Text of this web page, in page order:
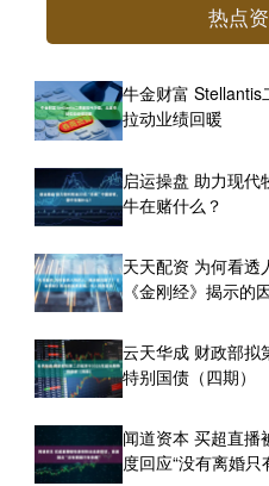
热点
牛金财富 Stellantis
拉动业绩回暖
启运操盘 助力现代
牛在赌什么？
天天配资 为何看透
《金刚经》揭示的
云天华成 财政部拟
特别国债（四期）
闻道资本 买超直播
度回应“没有离婚只